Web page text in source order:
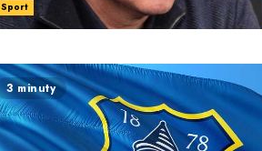
Sport
3 minuty